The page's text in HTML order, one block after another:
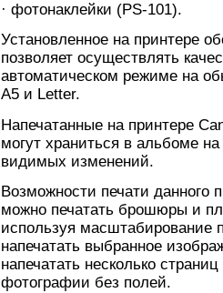
· фотонаклейки (PS-101).
Установленное на принтере
позволяет осуществлять
автоматическом режиме на
A5 и Letter.
Напечатанные на принтере
могут храниться в альбоме
видимых изменений.
Возможности печати данного
можно печатать брошюры и
используя масштабирование
напечатать выбранное
напечатать несколько
фотографии без полей.